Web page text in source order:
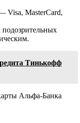
Visa, MasterCard,
Тинькофф
Альфа-Банка